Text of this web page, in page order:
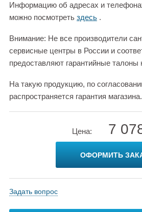
Информацию об адресах и
можно посмотреть здесь .
Внимание: Не все производители
сервисные центры в России и
предоставляют гарантийные
На такую продукцию, по
распространяется гарантия магазина.
Цена: 7
ОФОРМИТЬ
Задать вопрос